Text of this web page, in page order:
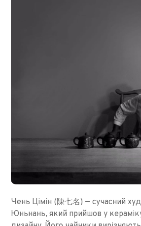
Чень Цімін (陳七名) — сучасний
Юньнань, який прийшов у